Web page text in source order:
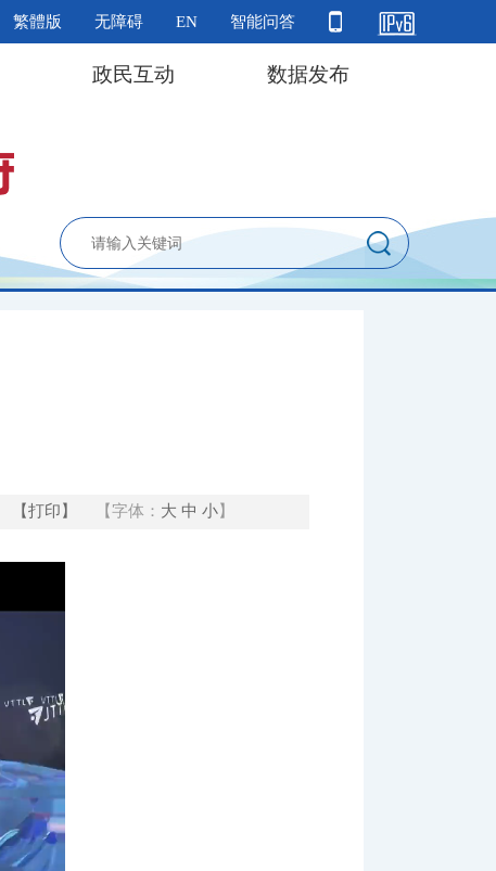
繁體版 无障碍 EN 智能问答
政民互动 数据发布
【打印】 【字体： 大 中 小】